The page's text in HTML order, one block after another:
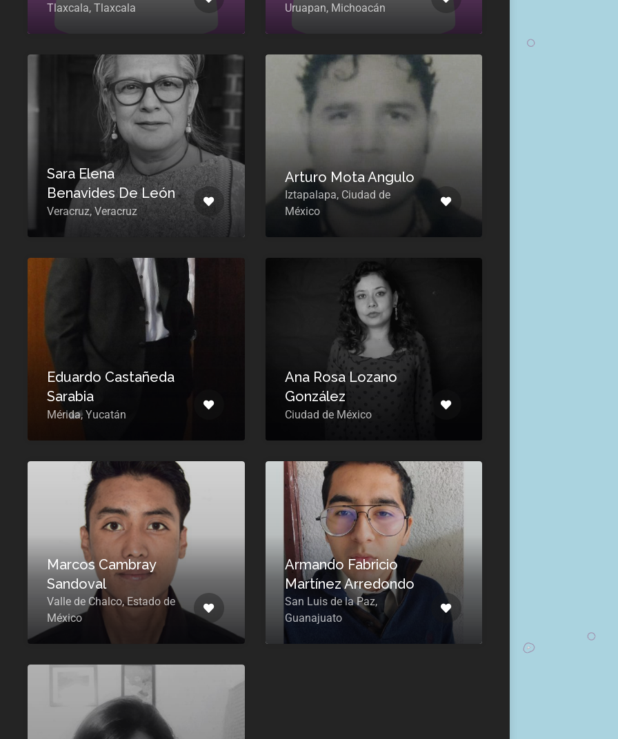
Tlaxcala, Tlaxcala Uruapan, Michoacán
Sara Elena
Benavides De León
Veracruz, Veracruz
Arturo Mota Angulo
Iztapalapa, Ciudad de
México
Eduardo Castañeda
Sarabia
Mérida, Yucatán
Ana Rosa Lozano
González
Ciudad de México
Marcos Cambray
Sandoval
Valle de Chalco, Estado de
México
Armando Fabricio
Martínez Arredondo
San Luis de la Paz,
Guanajuato